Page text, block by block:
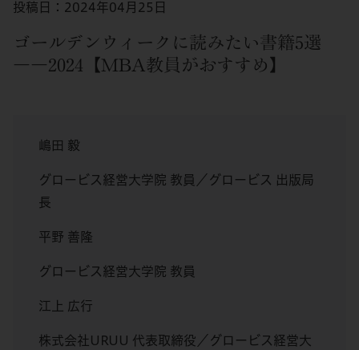
投稿日：2024年04月25日
ゴールデンウィークに読みたい書籍5選
――2024【MBA教員がおすすめ】
嶋田 毅
グロービス経営大学院 教員／グロービス 出版局
長
平野 善隆
グロービス経営大学院 教員
江上 広行
株式会社URUU 代表取締役／グロービス経営大